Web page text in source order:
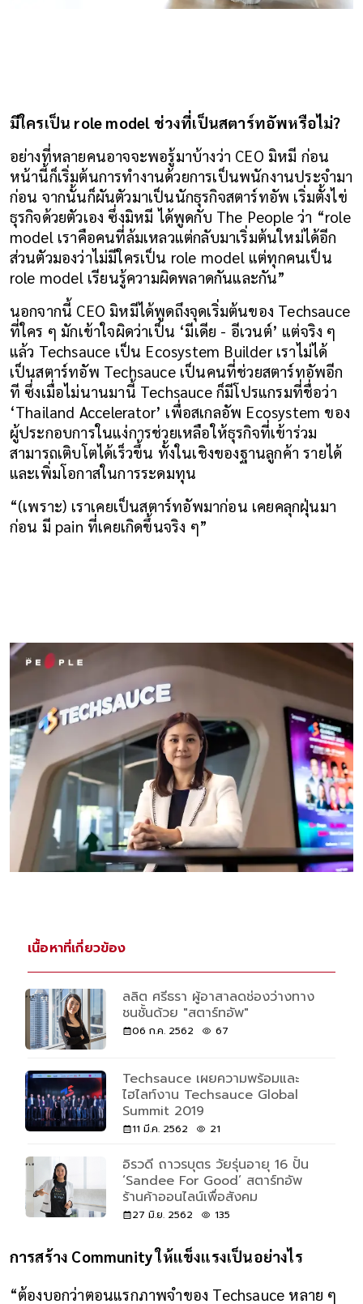
มีใครเป็น role model ช่วงที่เป็นสตาร์ทอัพหรือไม่?
อย่างที่หลายคนอาจจะพอรู้มาบ้างว่า CEO มิหมี ก่อน
หน้านี้ก็เริ่มต้นการทำงานด้วยการเป็นพนักงานประจำมา
ก่อน จากนั้นก็ผันตัวมาเป็นนักธุรกิจสตาร์ทอัพ เริ่มตั้งไข่
ธุรกิจด้วยตัวเอง ซึ่งมิหมี ได้พูดกับ The People ว่า “role
model เราคือคนที่ล้มเหลวแต่กลับมาเริ่มต้นใหม่ได้อีก
ส่วนตัวมองว่าไม่มีใครเป็น role model แต่ทุกคนเป็น
role model เรียนรู้ความผิดพลาดกันและกัน”
นอกจากนี้ CEO มิหมีได้พูดถึงจุดเริ่มต้นของ Techsauce
ที่ใคร ๆ มักเข้าใจผิดว่าเป็น ‘มีเดีย - อีเวนต์’ แต่จริง ๆ
แล้ว Techsauce เป็น Ecosystem Builder เราไม่ได้
เป็นสตาร์ทอัพ Techsauce เป็นคนที่ช่วยสตาร์ทอัพอีก
ที ซึ่งเมื่อไม่นานมานี้ Techsauce ก็มีโปรแกรมที่ชื่อว่า
‘Thailand Accelerator’ เพื่อสเกลอัพ Ecosystem ของ
ผู้ประกอบการในแง่การช่วยเหลือให้ธุรกิจที่เข้าร่วม
สามารถเติบโตได้เร็วขึ้น ทั้งในเชิงของฐานลูกค้า รายได้
และเพิ่มโอกาสในการระดมทุน
“(เพราะ) เราเคยเป็นสตาร์ทอัพมาก่อน เคยคลุกฝุ่นมา
ก่อน มี pain ที่เคยเกิดขึ้นจริง ๆ”
เนื้อหาที่เกี่ยวข้อง
ลลิต ศรีธรา ผู้อาสาลดช่องว่างทาง
ชนชั้นด้วย "สตาร์ทอัพ"
06 ก.ค. 2562 67
Techsauce เผยความพร้อมและ
ไฮไลท์งาน Techsauce Global
Summit 2019
11 มี.ค. 2562 21
อิรวดี ถาวรบุตร วัยรุ่นอายุ 16 ปั้น
‘Sandee For Good’ สตาร์ทอัพ
ร้านค้าออนไลน์เพื่อสังคม
27 มิ.ย. 2562 135
การสร้าง Community ให้แข็งแรงเป็นอย่างไร
“ต้องบอกว่าตอนแรกภาพจำของ Techsauce หลาย ๆ